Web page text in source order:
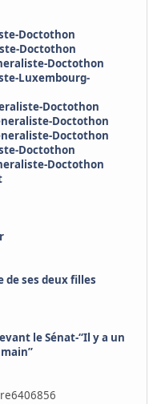
Doctothon
Doctothon
Doctothon
Luxembourg-
Doctothon
Doctothon
Doctothon
Doctothon
Doctothon
de ses deux filles
le Sénat-“Il y a un